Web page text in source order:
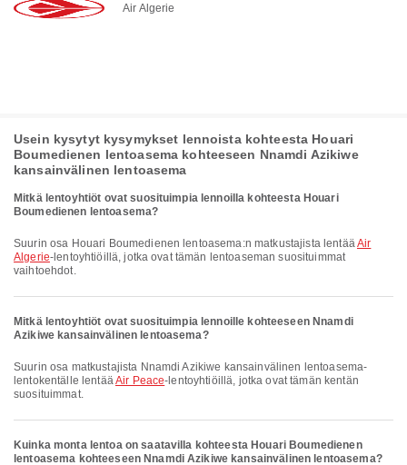
Air Algerie
Usein kysytyt kysymykset lennoista kohteesta Houari
Boumedienen lentoasema kohteeseen Nnamdi Azikiwe
kansainvälinen lentoasema
Mitkä lentoyhtiöt ovat suosituimpia lennoilla kohteesta Houari
Boumedienen lentoasema?
Suurin osa Houari Boumedienen lentoasema:n matkustajista lentääAir
Algerie-lentoyhtiöillä, jotka ovat tämän lentoaseman suosituimmat
vaihtoehdot.
Mitkä lentoyhtiöt ovat suosituimpia lennoille kohteeseen Nnamdi
Azikiwe kansainvälinen lentoasema?
Suurin osa matkustajista Nnamdi Azikiwe kansainvälinen lentoasema-
lentokentälle lentääAir Peace-lentoyhtiöillä, jotka ovat tämän kentän
suosituimmat.
Kuinka monta lentoa on saatavilla kohteesta Houari Boumedienen
lentoasema kohteeseen Nnamdi Azikiwe kansainvälinen lentoasema?